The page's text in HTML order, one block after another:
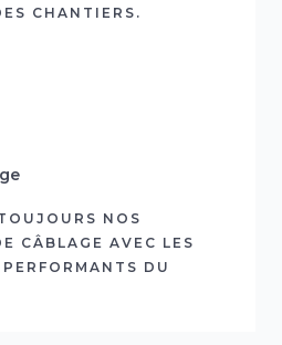
CHANTIERS.
NOS
CÂBLAGE AVEC LES
DU